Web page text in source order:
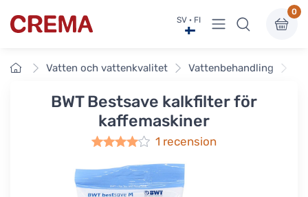
Crema SV · FI Visa undermeny
0
Framsidan
Vatten och vattenkvalitet Vattenbehandling
BWT Bestsave kalkfilter för
kaffemaskiner
1 recension